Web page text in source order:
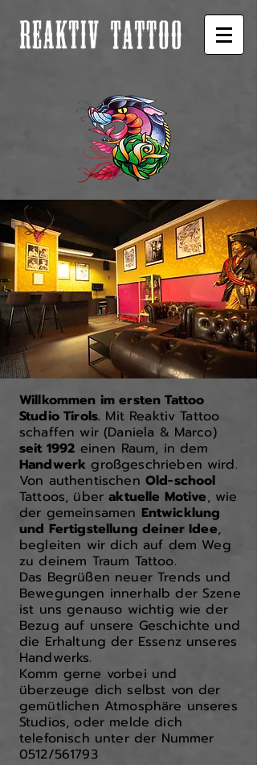
Willkommen im ersten Tattoo
Studio Tirols. Mit Reaktiv Tattoo
schaffen wir (Daniela & Marco)
seit 1992 einen Raum, in dem
Handwerk großgeschrieben wird.
Von authentischen Old-school
Tattoos, überaktuelle Motive, wie
der gemeinsamen Entwicklung
und Fertigstellung deiner Idee,
begleiten wir dich auf dem Weg
zu deinem Traum Tattoo.
Das Begrüßen neuer Trends und
Bewegungen innerhalb der Szene
ist uns genauso wichtig wie der
Bezug auf unsere Geschichte und
die Erhaltung der Essenz unseres
Handwerks.
Komm gerne vorbei und
überzeuge dich selbst von der
gemütlichen Atmosphäre unseres
Studios, oder melde dich
telefonisch unter der Nummer
0512/561793